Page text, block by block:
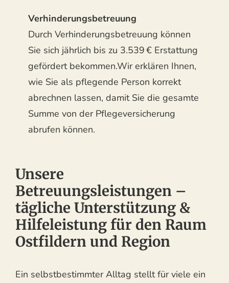
Verhinderungsbetreuung
Durch Verhinderungsbetreuung können
Sie sich jährlich bis zu 3.539 € Erstattung
gefördert bekommen.Wir erklären Ihnen,
wie Sie als pflegende Person korrekt
abrechnen lassen, damit Sie die gesamte
Summe von der Pflegeversicherung
abrufen können.
Unsere
Betreuungsleistungen –
tägliche Unterstützung &
Hilfeleistung für den Raum
Ostfildern und Region
Ein selbstbestimmter Alltag stellt für viele ein